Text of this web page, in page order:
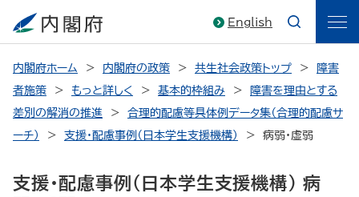
English
内閣府ホーム 内閣府の政策 共生社会政策トップ
障害
者施策
もっと詳しく 基本的枠組み
障害を理由とする
差別の解消の推進
合理的配慮等具体例データ集（合理的配慮サ
ーチ）
支援・配慮事例（日本学生支援機構） 病弱・虚弱
支援・配慮事例（日本学生支援機構） 病